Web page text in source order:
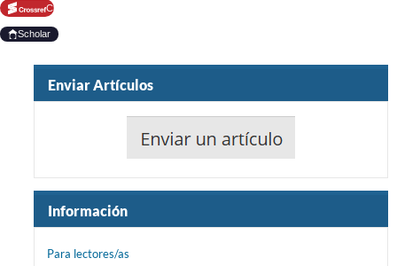
Crossref
Scholar
Enviar Artículos
Información
Para lectores/as